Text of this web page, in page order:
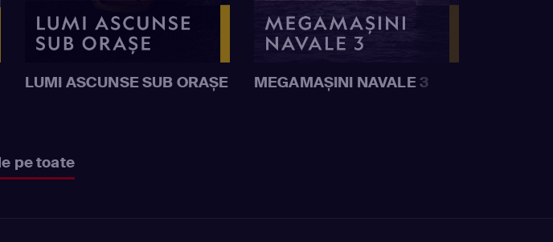
LUMI ASCUNSE SUB ORAȘE MEGAMAȘINI NAVALE 3
pe toate